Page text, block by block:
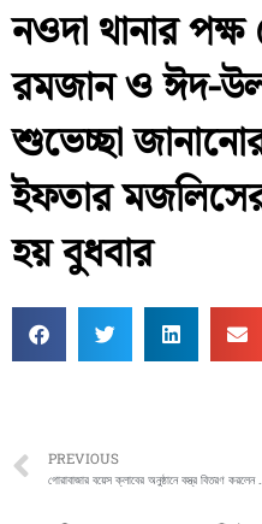
ফুল চাষ
নওদা থানার পক্ষ
রমজান ও ঈদ-
শুভেচ্ছা
ইফতার
হয় বুধবার
Prev
PREVIOUS
গোরাবাজার বয়েস